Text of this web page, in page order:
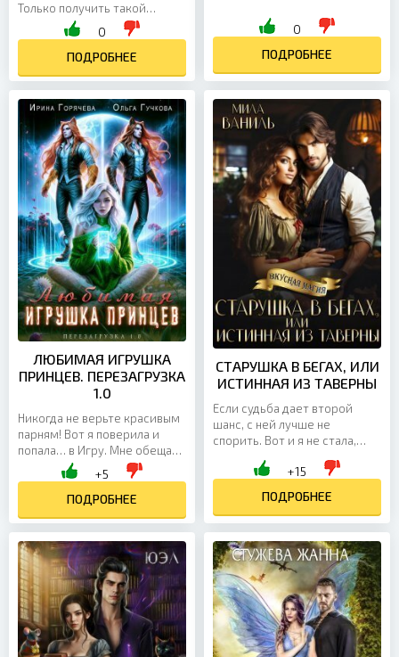
Только получить такой
подарок от Владыки Нового
Года (Новогодья) по плечу
далеко не каждому. Именно...
0
ПОДРОБНЕЕ
пресыщенные более
опытными сестрами на тебя
толком не...
0
ПОДРОБНЕЕ
ЛЮБИМАЯ ИГРУШКА
ПРИНЦЕВ. ПЕРЕЗАГРУЗКА
1.0
Никогда не верьте красивым
парням! Вот я поверила и
попала… в Игру. Мне обещали
трон и гарем из принцев, а
бонусом страстные ночи и
неземную любовь....
+5
ПОДРОБНЕЕ
СТАРУШКА В БЕГАХ, ИЛИ
ИСТИННАЯ ИЗ ТАВЕРНЫ
Если судьба дает второй
шанс, с ней лучше не
спорить. Вот и я не стала,
теле девятнадцатилетней
+15
ПОДРОБНЕЕ